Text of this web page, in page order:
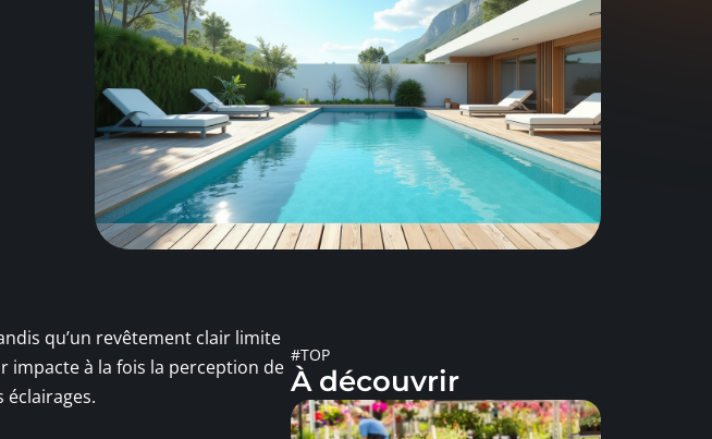
qu’un revêtement clair limite
impacte à la fois la perception de
éclairages.
#TOP
À découvrir